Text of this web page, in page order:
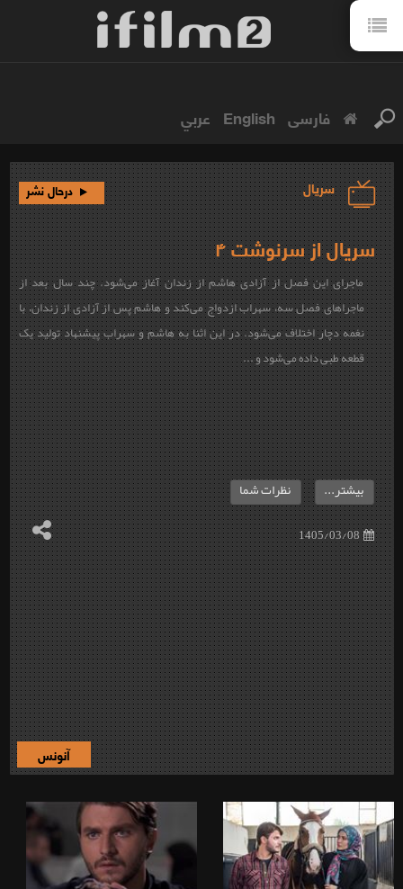
فارسی English عربي
سریال درحال نشر
سریال از سرنوشت ۴
ماجرای این فصل از آزادی هاشم از زندان آغاز می‌شود. چند سال بعد از
ماجراهای فصل سه، سهراب ازدواج می‌کند و هاشم پس از آزادی از زندان، با
نغمه دچار اختلاف می‌شود. در این اثنا به هاشم و سهراب پیشنهاد تولید یک
قطعه طبی داده می‌شود و ...
1405/03/08
بیشتر... نظرات شما
آنونس